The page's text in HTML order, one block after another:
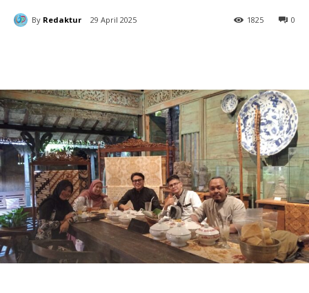
By Redaktur 29 April 2025 0
1825